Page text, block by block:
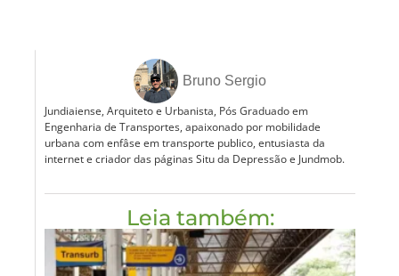
Bruno Sergio
Jundiaiense, Arquiteto e Urbanista, Pós Graduado em
Engenharia de Transportes, apaixonado por mobilidade
urbana com enfâse em transporte publico, entusiasta da
internet e criador das páginas Situ da Depressão e Jundmob.
Leia também: